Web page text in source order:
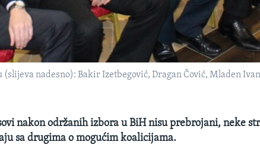
nadesno): Bakir Izetbegović, Dragan Čović, Mladen
nakon održanih izbora u BiH nisu prebrojani, neke
sa drugima o mogućim koalicijama.